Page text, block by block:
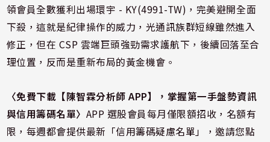
領會員全數獲利出場環宇 - KY(4991-TW)，完美避開全面
下殺，這就是紀律操作的威力，光通訊族群短線雖然進入
修正，但在 CSP 雲端巨頭強勁需求護航下，後續回落至合
理位置，反而是重新布局的黃金機會。
〈免費下載【陳智霖分析師 APP】，掌握第一手盤勢資訊
與信用籌碼名單〉 APP 選股會員每月僅限額招收，名額有
限，每週都會提供最新「信用籌碼疑慮名單」，邀請您點